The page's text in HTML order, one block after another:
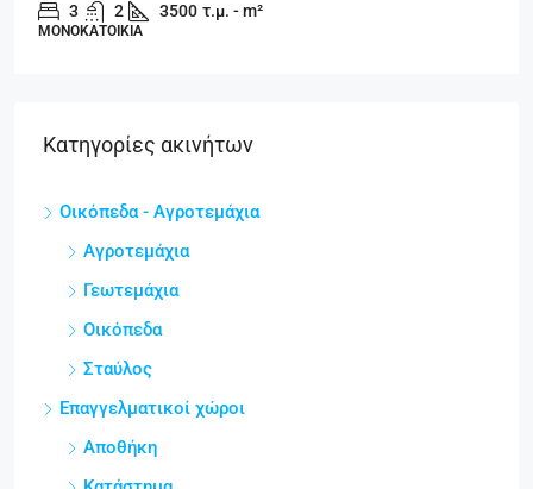
3 2 3500 τ.μ. - m²
ΜΟΝΟΚΑΤΟΙΚΊΑ
Κατηγορίες ακινήτων
Οικόπεδα - Αγροτεμάχια
Αγροτεμάχια
Γεωτεμάχια
Οικόπεδα
Σταύλος
Επαγγελματικοί χώροι
Αποθήκη